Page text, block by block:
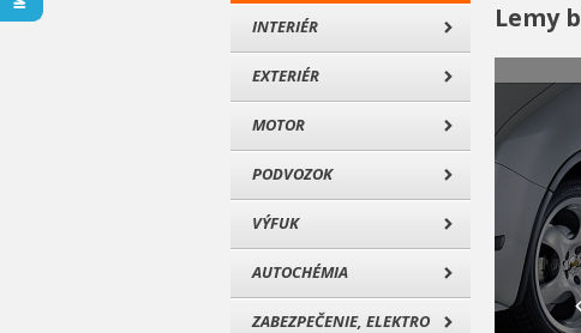
INTERIÉR
EXTERIÉR
MOTOR
PODVOZOK
VÝFUK
AUTOCHÉMIA
ZABEZPEČENIE, ELEKTRO
Lemy